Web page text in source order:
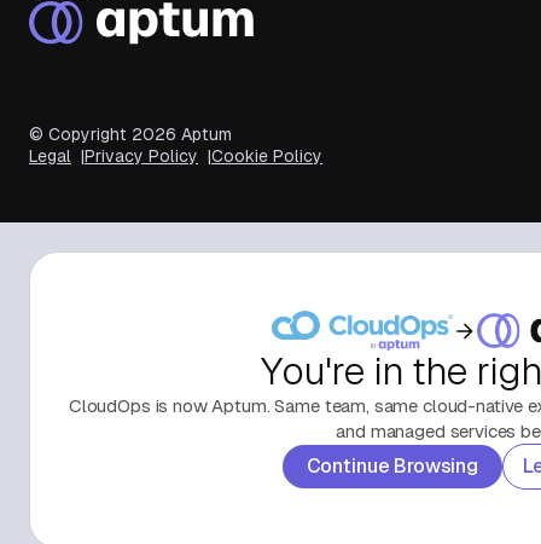
© Copyright 2026 Aptum
Legal
Privacy Policy Cookie Policy
You're in the
CloudOps is now Aptum. Same team, same cloud-native
and managed services
Continue Browsing